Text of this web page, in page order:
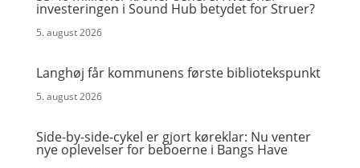
investeringen i Sound Hub betydet for Struer?
5. august 2026
Langhøj får kommunens første bibliotekspunkt
5. august 2026
Side-by-side-cykel er gjort køreklar: Nu venter
nye oplevelser for beboerne i Bangs Have